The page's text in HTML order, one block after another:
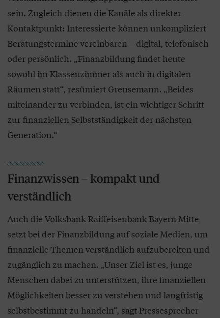
sein. Zugleich dienen die Kanäle als direkter
Kontaktpunkt: Interessierte können unkompliziert
Beratungstermine vereinbaren – digital, telefonisch
oder persönlich. „Finanzbildung findet heute
sowohl im Klassenzimmer als auch in digitalen
Räumen statt“, resümiert Grensemann. „Beides
miteinander zu verbinden, ist ein wichtiger Schritt
zur finanziellen Selbstständigkeit der nächsten
Generation.“
Finanzwissen – kompakt und
verständlich
Auch die Volksbank Raiffeisenbank Bayern Mitte
setzt bei der Finanzbildung auf soziale Medien, um
finanzielle Themen verständlich aufzubereiten und
zugänglich zu machen. „Unser Ziel ist es, junge
Menschen dabei zu unterstützen, ihre finanziellen
Möglichkeiten besser zu verstehen und langfristig
selbstbestimmt zu handeln“, sagt Pressesprecher